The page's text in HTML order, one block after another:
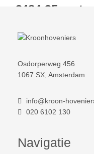
€484,95 p.st.
COMPLEET
hardhouten palen
snelboton
Bovenstaande prijzen
Osdorperweg 456
1067 SX, Amsterdam
info@kroon-
020 6102 130
Navigatie